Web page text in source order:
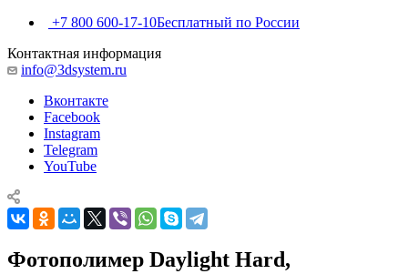
+7 800 600-17-10Бесплатный по России
Контактная информация
info@3dsystem.ru
Вконтакте
Facebook
Instagram
Telegram
YouTube
Фотополимер Daylight Hard,